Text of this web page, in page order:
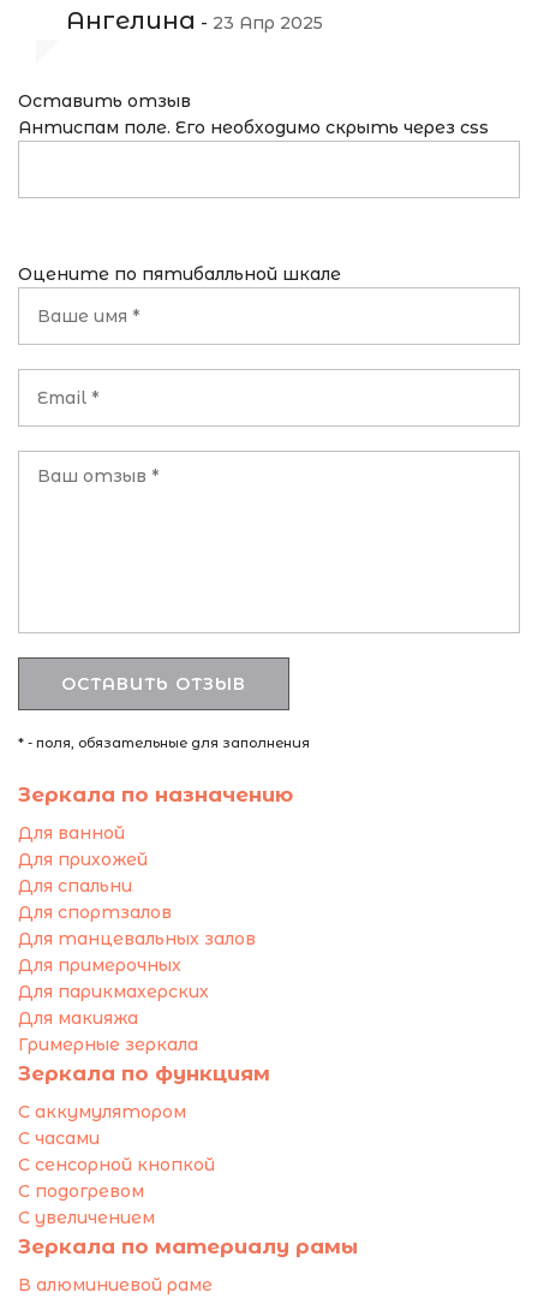
Ангелина - 23 Апр 2025
Оставить отзыв
Антиспам поле. Его необходимо скрыть через css
Оцените по пятибалльной шкале
* - поля, обязательные для заполнения
Зеркала по назначению
Для ванной
Для прихожей
Для спальни
Для спортзалов
Для танцевальных залов
Для примерочных
Для парикмахерских
Для макияжа
Гримерные зеркала
Зеркала по функциям
С аккумулятором
С часами
С сенсорной кнопкой
С подогревом
С увеличением
Зеркала по материалу рамы
В алюминиевой раме